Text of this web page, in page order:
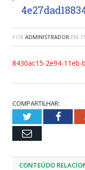
POR ADMINISTRADOR EM
8430ac15-2e94-
COMPARTILHAR:
Twitter
Email
CONTEÚDO